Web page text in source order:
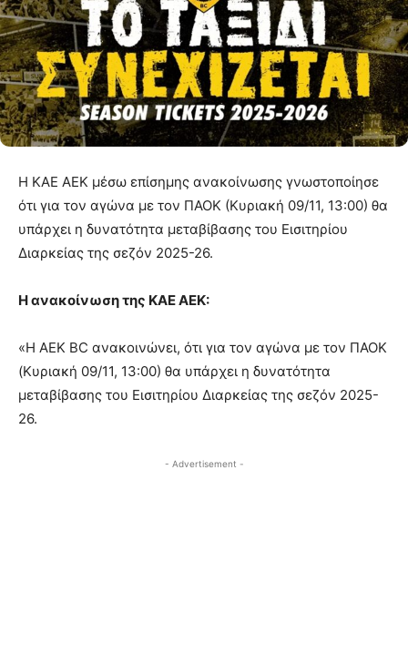
Η ΚΑΕ ΑΕΚ μέσω επίσημης ανακοίνωσης γνωστοποίησε
ότι για τον αγώνα με τον ΠΑΟΚ (Κυριακή 09/11, 13:00) θα
υπάρχει η δυνατότητα μεταβίβασης του Eισιτηρίου
Διαρκείας της σεζόν 2025-26.
Η ανακοίνωση της ΚΑΕ ΑΕΚ:
«Η ΑΕΚ ΒC ανακοινώνει, ότι για τον αγώνα με τον ΠΑΟΚ
(Κυριακή 09/11, 13:00) θα υπάρχει η δυνατότητα
μεταβίβασης του Eισιτηρίου Διαρκείας της σεζόν 2025-
26.
- Advertisement -